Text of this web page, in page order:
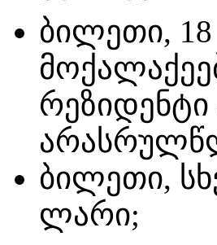
ბილეთი,
ბილეთი,
ლარი;